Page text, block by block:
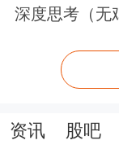
接受金融投
何小萌表
定，到此
富临精工的
深度思考（无
资讯 股吧